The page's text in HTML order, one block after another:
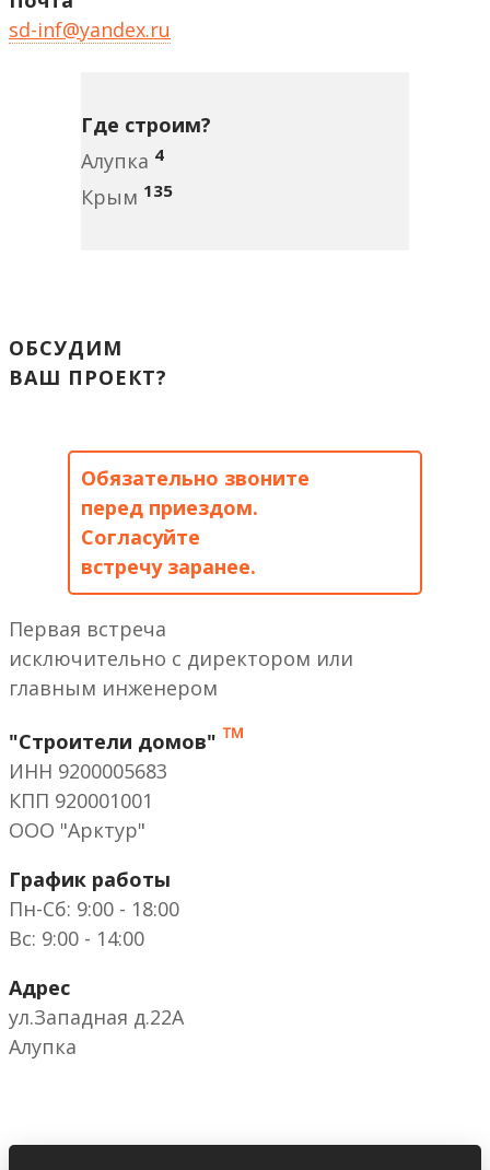
sd-inf@yandex.ru
Где строим?
Алупка 4
Крым 135
ОБСУДИМ
ВАШ ПРОЕКТ?
Обязательно звоните
перед приездом.
Согласуйте
встречу заранее.
Первая встреча
исключительно с директором или
главным инженером
"Строители домов" ™
ИНН 9200005683
КПП 920001001
ООО "Арктур"
График работы
Пн-Сб: 9:00 - 18:00
Вс: 9:00 - 14:00
Адрес
ул.Западная д.22А
Алупка